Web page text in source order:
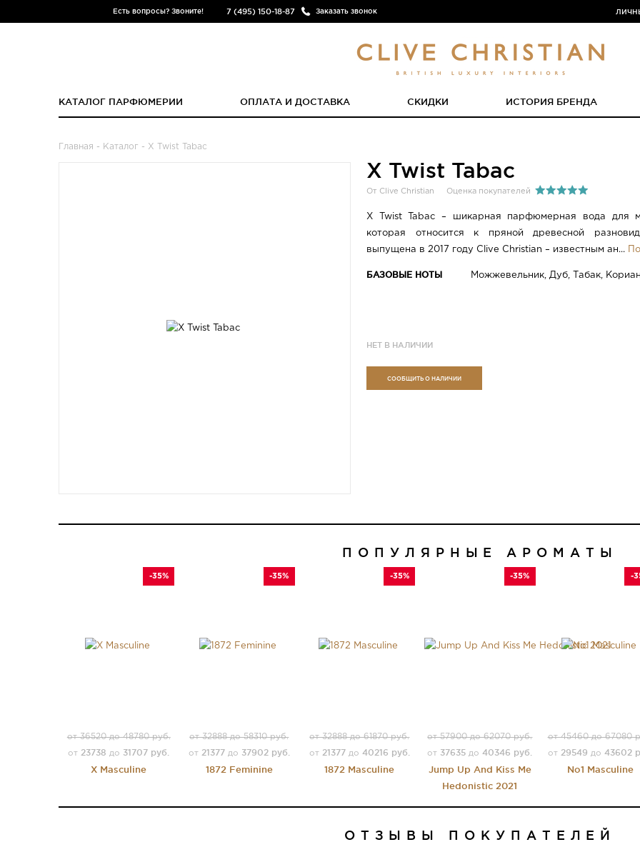
Есть вопросы? Звоните! 7 (495) 150-18-87 Заказать звонок
КАТАЛОГ ПАРФЮМЕРИИ ОПЛАТА И ДОСТАВКА СКИДКИ ИСТОРИЯ БРЕНДА
Главная - Каталог - X Twist Tabac
X Twist Tabac
От Clive Christian Оценка покупателей
X Twist Tabac – шикарная парфюмерная вода для
которая относится к пряной древесной
выпущена в 2017 году Clive Christian – известным ан...
БАЗОВЫЕ НОТЫ Можжевельник, Дуб, Табак,
НЕТ В НАЛИЧИИ
СООБЩИТЬ О НАЛИЧИИ
ПОПУЛЯРНЫЕ АРОМАТЫ
-35%
от 36520 до 48780 руб.
от 23738 до 31707 руб.
X Masculine
-35%
от 32888 до 58310 руб.
от 21377до 37902 руб.
1872 Feminine
-35%
от 32888 до 61870 руб.
от 21377до 40216 руб.
1872 Masculine
-35%
от 57900 до 62070 руб.
от 37635 до40346 руб.
Jump Up And Kiss Me
Hedonistic 2021
-
от 45460 до 67080
от 29549 до 43602
No1 Masculine
ОТЗЫВЫ ПОКУПАТЕЛЕЙ